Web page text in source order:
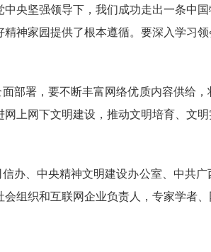
坚强领导下，我们成功走出一条中
神家园提供了根本遵循。要深入学习
署，要不断丰富网络优质内容供给
上网下文明建设，推动文明培育、文
、中央精神文明建设办公室、中共广
组织和互联网企业负责人，专家学者、